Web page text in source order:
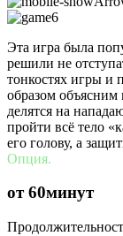
Эта игра была
решили не
тонкостях игры и
образом объясним
делятся на
пройти всё тело
его голову, а
Опция.
от60минут